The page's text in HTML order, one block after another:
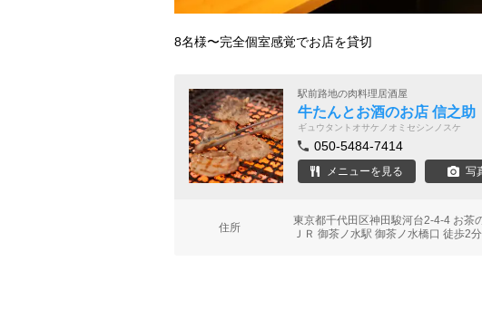
8名様〜完全個室感覚でお店を貸切
駅前路地の肉料理居酒屋
牛たんとお酒のお店 信之助
ギュウタントオサケノオミセシンノスケ
050-5484-7414
メニューを見る 写
住所
東京都千代田区神田駿河台2-4-4 お
ＪＲ 御茶ノ水駅 御茶ノ水橋口 徒歩2分